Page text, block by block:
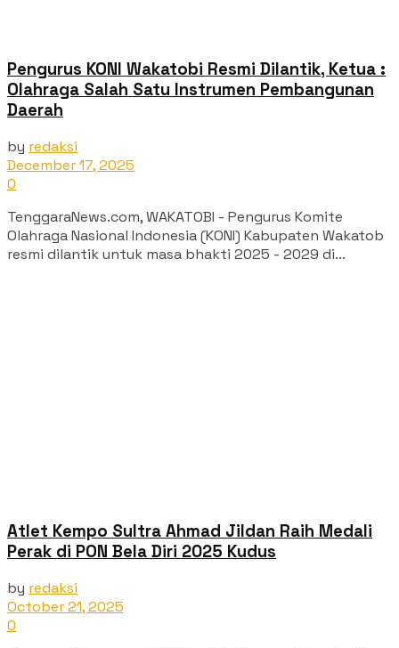
Pengurus KONI Wakatobi Resmi Dilantik, Ketua :
Olahraga Salah Satu Instrumen Pembangunan
Daerah
by redaksi
December 17, 2025
0
TenggaraNews.com, WAKATOBI - Pengurus Komite
Olahraga Nasional Indonesia (KONI) Kabupaten Wakatob
resmi dilantik untuk masa bhakti 2025 - 2029 di...
Atlet Kempo Sultra Ahmad Jildan Raih Medali
Perak di PON Bela Diri 2025 Kudus
by redaksi
October 21, 2025
0